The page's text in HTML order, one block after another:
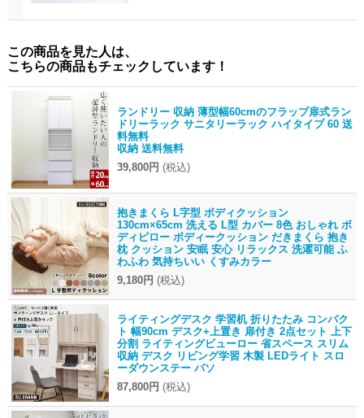
この商品を見た人は、
こちらの商品もチェックしています！
ランドリー 収納 薄型幅60cmのフラップ扉式ラン
ドリーラック サニタリーラック ハイタイプ 60 送
料無料
収納 送料無料
39,800円 (税込)
抱きまくら L字型 ボディクッション
130cm×65cm 洗える L型 カバー 8色 おしゃれ ボ
ディピロー ボディークッション だきまくら 抱き
枕 クッション 安眠 安心 リラックス 洗濯可能 ふ
わふわ 気持ちいい くすみカラー
9,180円 (税込)
ライティングデスク 学習机 折りたたみ コンパク
ト 幅90cm デスク+上置き 扉付き 2点セット 上下
分割 ライティングビューロー 省スペース スリム
収納 デスク リビング学習 木製 LEDライト スロ
ーダウンステー パソ
87,800円 (税込)